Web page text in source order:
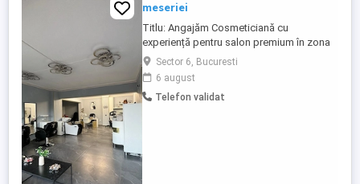
meseriei
Titlu: Angajăm Cosmeticiană cu
experiență pentru salon premium în zona
Prelungirea Ghencea 100, sector 6. Luxy
Beauty Salon Descriere: Căutăm o colegă
pasionată și dedicată, cu experiență,
pentru a se alătura echipei salonului
Sector 6, Bucuresti
6 august
Telefon validat